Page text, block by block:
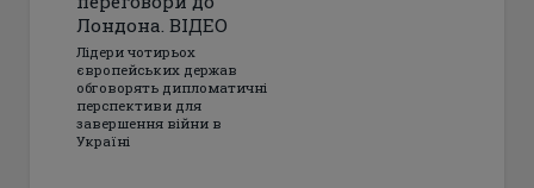
Лондона. ВІДЕО
Лідери чотирьох
європейських держав
обговорять дипломатичні
перспективи для
завершення війни в
Україні